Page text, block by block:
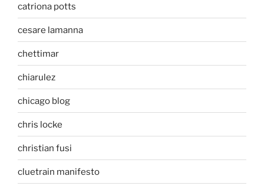
catriona potts
cesare lamanna
chettimar
chiarulez
chicago blog
chris locke
christian fusi
cluetrain manifesto